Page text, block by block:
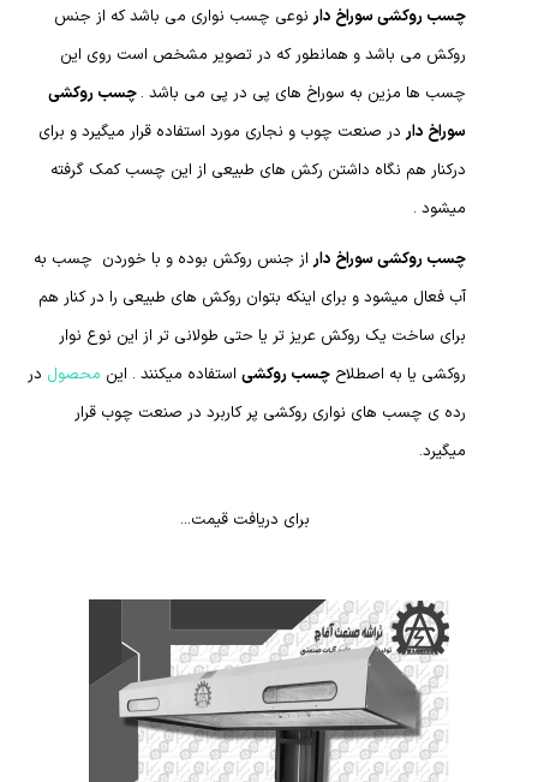
چسب روکشی سوراخ دار نوعی چسب نواری می باشد که از جنس
روکش می باشد و همانطور که در تصویر مشخص است روی این
چسب ها مزین به سوراخ های پی در پی می باشد . چسب روکشی
سوراخ دار در صنعت چوب و نجاری مورد استفاده قرار میگیرد و برای
درکنار هم نگاه داشتن رکش های طبیعی از این چسب کمک گرفته
میشود .
چسب روکشی سوراخ دار از جنس روکش بوده و با خوردن چسب به
آب فعال میشود و برای اینکه بتوان روکش های طبیعی را در کنار هم
برای ساخت یک روکش عریز تر یا حتی طولانی تر از این نوع نوار
روکشی یا به اصطلاح چسب روکشی استفاده میکنند . این محصول در
رده ی چسب های نواری روکشی پر کاربرد در صنعت چوب قرار
میگیرد.
برای دریافت قیمت...